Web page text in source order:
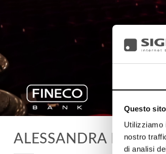
Questo
Utilizziamo
nostro
di analisi
ALESSANDRA DA